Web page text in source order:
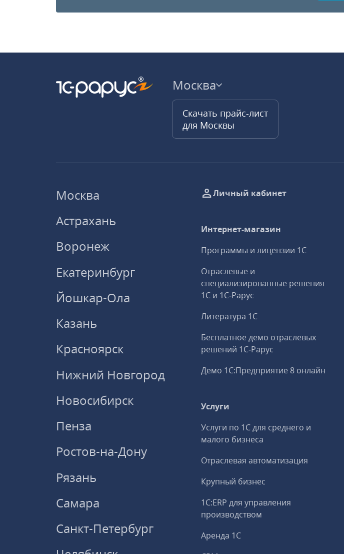
Москва
Скачать прайс-лист
для Москвы
Москва
Астрахань
Воронеж
Екатеринбург
Йошкар-Ола
Казань
Красноярск
Нижний Новгород
Новосибирск
Пенза
Ростов-на-Дону
Рязань
Самара
Санкт-Петербург
Личный кабинет
Интернет-магазин
Программы и лицензии 1С
Отраслевые и
специализированные решения
1С и 1С‑Рарус
Литература 1С
Бесплатное демо отраслевых
решений 1С‑Рарус
Демо 1С:Предприятие 8 онлайн
Услуги
Услуги по 1С для среднего и
малого бизнеса
Отраслевая автоматизация
Крупный бизнес
1С:ERP для управления
производством
Аренда 1С